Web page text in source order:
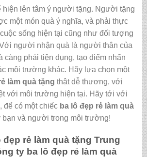
hiện lên tâm ý người tặng. Người tặng
một món quà ý nghĩa, và phải thực
sống hiện tại cũng như đối tượng
người nhận quà là người thân của
càng phải tiện dụng, tạo điểm nhấn
môi trường khác. Hãy lựa chọn một
làm quà tặng thật dễ thương, với
với môi trường hiện tại. Hãy tới với
để có một chiếc ba lô đẹp rẻ làm quà
bạn và người trong môi trường!
đẹp rẻ làm quà tặng Trung
ty ba lô đẹp rẻ làm quà